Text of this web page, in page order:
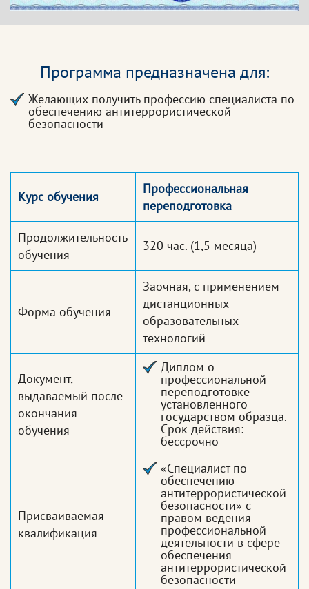
Программа предназначена для:
Желающих получить профессию специалиста по
обеспечению антитеррористической
безопасности
Курс обучения
Профессиональная
переподготовка
Продолжительность
обучения
320 час. (1,5 месяца)
Форма обучения
Заочная, с применением
дистанционных
образовательных
технологий
Документ,
выдаваемый после
окончания
обучения
Диплом о
профессиональной
переподготовке
установленного
государством образца.
Срок действия:
бессрочно
Присваиваемая
квалификация
«Специалист по
обеспечению
антитеррористической
безопасности» с
правом ведения
профессиональной
деятельности в сфере
обеспечения
антитеррористической
безопасности